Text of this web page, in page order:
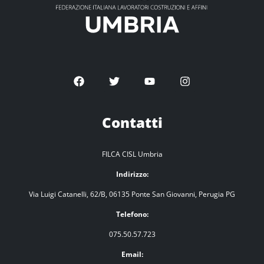
Contatti
FILCA CISL Umbria
Indirizzo:
Via Luigi Catanelli, 62/B, 06135 Ponte San Giovanni, Perugia PG
Telefono:
075.50.57.723
Email: